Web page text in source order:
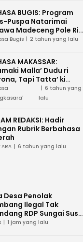
BUGIS: Program
Puspa Natarimai
Madeceng Pole Ri
Maega e Ri Luwu Timur
Bugis 2 tahun yang lalu
MAKASSAR:
Malla’ Dudu ri
Tapi Tatta’ ki
6 tahun yang
lalu
REDAKSI: Hadir
Rubrik Berbahasa
6 tahun yang lalu
Desa Penolak
Ilegal Tak
RDP Sungai Suso,
Pertanyakan DPRD
1 jam yang lalu